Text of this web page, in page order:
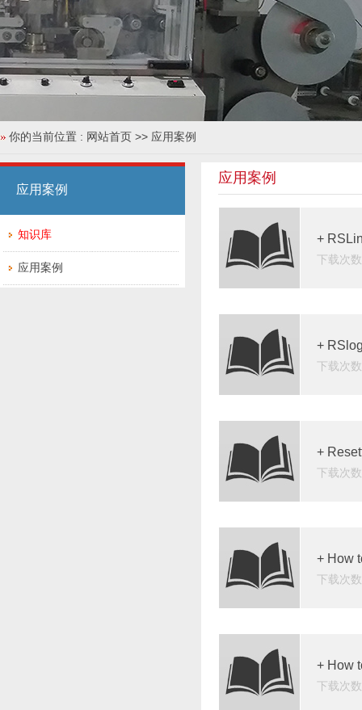
你的当前位置 : 网站首页 >> 应用案例
应用案例
知识库
应用案例
应用案例
+
下载次
+
下载次
+
下载次
+ How
下载次
+ How
下载次